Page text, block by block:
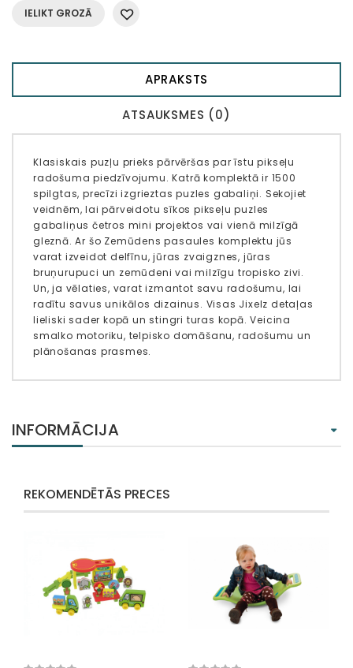
IELIKT GROZĀ
APRAKSTS
ATSAUKSMES (0)
Klasiskais puzļu prieks pārvēršas par īstu pikseļu
radošuma piedzīvojumu. Katrā komplektā ir 1500
spilgtas, precīzi izgrieztas puzles gabaliņi. Sekojiet
veidnēm, lai pārveidotu sīkos pikseļu puzles
gabaliņus četros mini projektos vai vienā milzīgā
gleznā. Ar šo Zemūdens pasaules komplektu jūs
varat izveidot delfīnu, jūras zvaigznes, jūras
bruņurupuci un zemūdeni vai milzīgu tropisko zivi.
Un, ja vēlaties, varat izmantot savu radošumu, lai
radītu savus unikālos dizainus. Visas Jixelz detaļas
lieliski sader kopā un stingri turas kopā. Veicina
smalko motoriku, telpisko domāšanu, radošumu un
plānošanas prasmes.
INFORMĀCIJA
REKOMENDĒTĀS PRECES